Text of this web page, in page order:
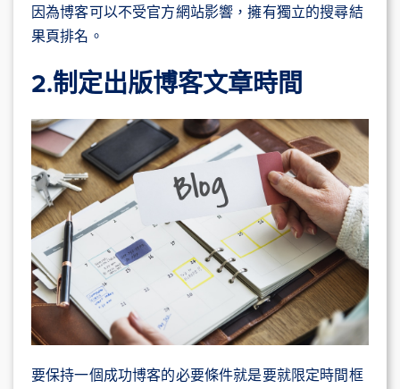
因為博客可以不受官方網站影響，擁有獨立的搜尋結
果頁排名。
2.制定出版博客文章時間
要保持一個成功博客的必要條件就是要就限定時間框